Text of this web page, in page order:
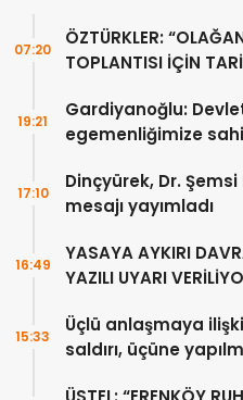
ÖZTÜRKLER:
TOPLANTISI İÇİN
07:20
Gardiyanoğlu:
egemenliğimize
19:21
Dinçyürek, Dr.
mesajı yayımladı
17:10
YASAYA AYKIRI
YAZILI UYARI
16:49
Üçlü anlaşmaya
saldırı, üçüne
15:33